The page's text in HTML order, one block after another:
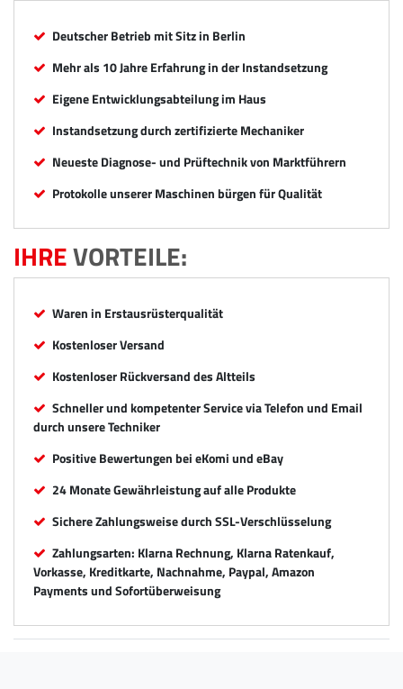
Deutscher Betrieb mit Sitz in Berlin
Mehr als 10 Jahre Erfahrung in der Instandsetzung
Eigene Entwicklungsabteilung im Haus
Instandsetzung durch zertifizierte Mechaniker
Neueste Diagnose- und Prüftechnik von Marktführern
Protokolle unserer Maschinen bürgen für Qualität
IHREVORTEILE:
Waren in Erstausrüsterqualität
Kostenloser Versand
Kostenloser Rückversand des Altteils
Schneller und kompetenter Service via Telefon und Email
durch unsere Techniker
Positive Bewertungen bei eKomi und eBay
24 Monate Gewährleistung auf alle Produkte
Sichere Zahlungsweise durch SSL-Verschlüsselung
Zahlungsarten: Klarna Rechnung, Klarna Ratenkauf,
Vorkasse, Kreditkarte, Nachnahme, Paypal, Amazon
Payments und Sofortüberweisung